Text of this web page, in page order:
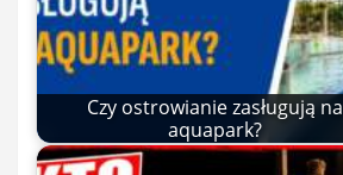
Czy ostrowianie zasługują na
aquapark?